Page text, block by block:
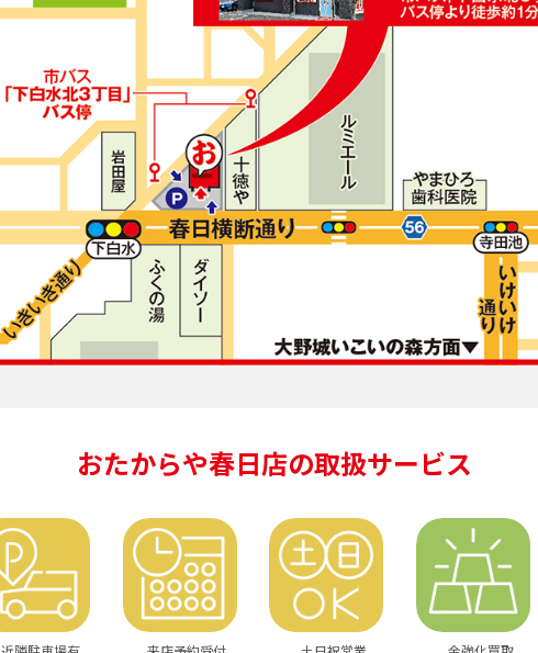
おたからや春日店の取扱サービス